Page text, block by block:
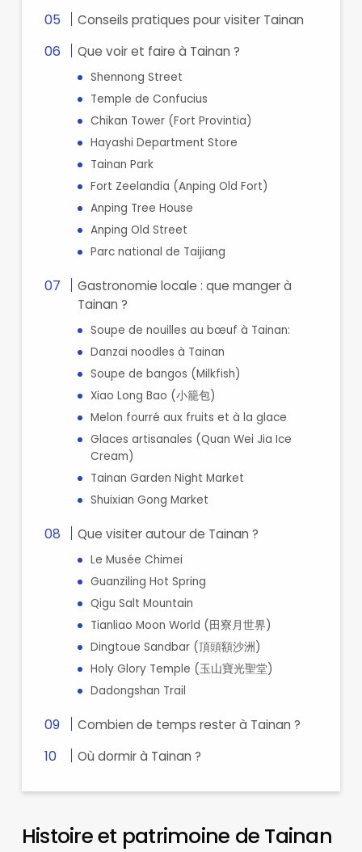
Conseils pratiques pour visiter Tainan
Que voir et faire à Tainan ?
Shennong Street
Temple de Confucius
Chikan Tower (Fort Provintia)
Hayashi Department Store
Tainan Park
Fort Zeelandia (Anping Old Fort)
Anping Tree House
Anping Old Street
Parc national de Taijiang
Gastronomie locale : que manger à
Tainan ?
Soupe de nouilles au bœuf à Tainan:
Danzai noodles à Tainan
Soupe de bangos (Milkfish)
Xiao Long Bao (小籠包)
Melon fourré aux fruits et à la glace
Glaces artisanales (Quan Wei Jia Ice
Cream)
Tainan Garden Night Market
Shuixian Gong Market
Que visiter autour de Tainan ?
Le Musée Chimei
Guanziling Hot Spring
Qigu Salt Mountain
Tianliao Moon World (田寮月世界)
Dingtoue Sandbar (頂頭額沙洲)
Holy Glory Temple (玉山寶光聖堂)
Dadongshan Trail
Combien de temps rester à Tainan ?
Où dormir à Tainan ?
Histoire et patrimoine de Tainan